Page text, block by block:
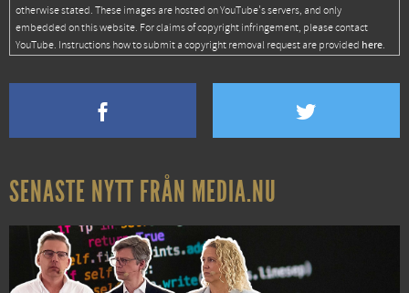
otherwise stated. These images are hosted on YouTube's servers, and only
embedded on this website. For claims of copyright infringement, please contact
YouTube. Instructions how to submit a copyright removal request are provided here.
SENASTE NYTT FRÅN MEDIA.NU